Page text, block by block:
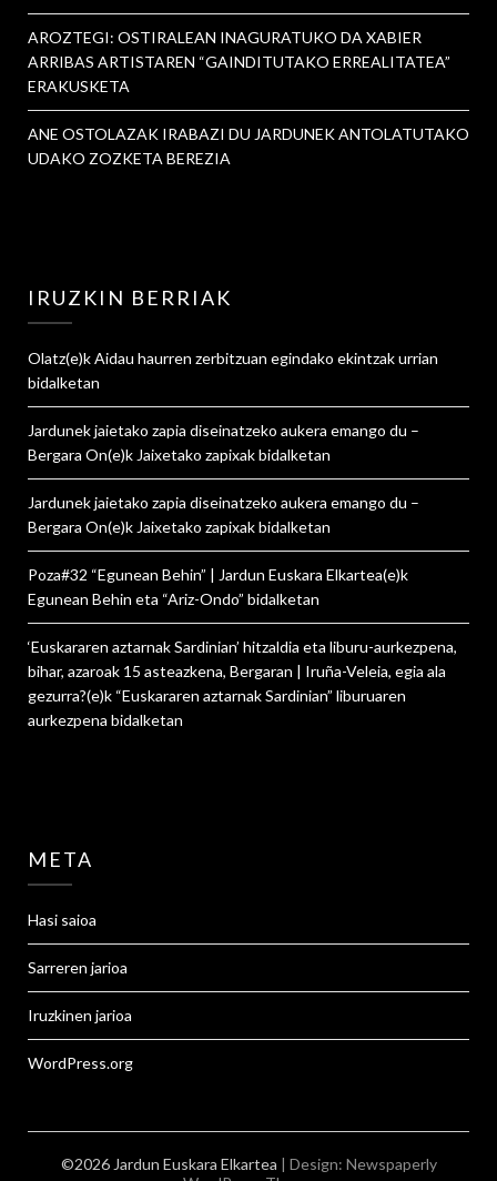
AROZTEGI: OSTIRALEAN INAGURATUKO DA XABIER
ARRIBAS ARTISTAREN “GAINDITUTAKO ERREALITATEA”
ERAKUSKETA
ANE OSTOLAZAK IRABAZI DU JARDUNEK ANTOLATUTAKO
UDAKO ZOZKETA BEREZIA
IRUZKIN BERRIAK
Olatz(e)kAidau haurren zerbitzuan egindako ekintzak urrian
bidalketan
Jardunek jaietako zapia diseinatzeko aukera emango du –
Bergara On(e)k Jaixetako zapixakbidalketan
Jardunek jaietako zapia diseinatzeko aukera emango du –
Bergara On(e)k Jaixetako zapixakbidalketan
Poza#32 “Egunean Behin” | Jardun Euskara Elkartea(e)k
Egunean Behin eta “Ariz-Ondo” bidalketan
‘Euskararen aztarnak Sardinian’ hitzaldia eta liburu-aurkezpena,
bihar, azaroak 15 asteazkena, Bergaran | Iruña-Veleia, egia ala
gezurra?(e)k “Euskararen aztarnak Sardinian” liburuaren
aurkezpena bidalketan
META
Hasi saioa
Sarreren jarioa
Iruzkinen jarioa
WordPress.org
©2026 Jardun Euskara Elkartea | Design: Newspaperly